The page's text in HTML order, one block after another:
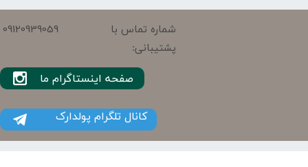
شماره تماس با
پشتیبانی:
09120939059
کانال تلگرام پولدارک
صفحه اینستاگرام ما